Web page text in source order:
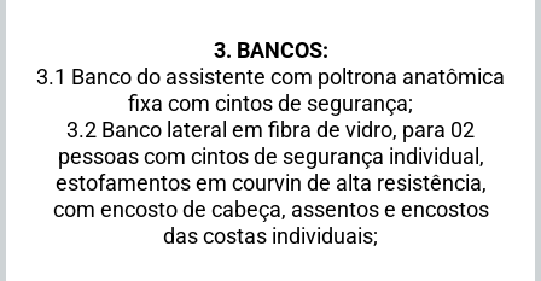
3. BANCOS:
3.1 Banco do assistente com poltrona anatômica
fixa com cintos de segurança;
3.2 Banco lateral em fibra de vidro, para 02
pessoas com cintos de segurança individual,
estofamentos em courvin de alta resistência,
com encosto de cabeça, assentos e encostos
das costas individuais;